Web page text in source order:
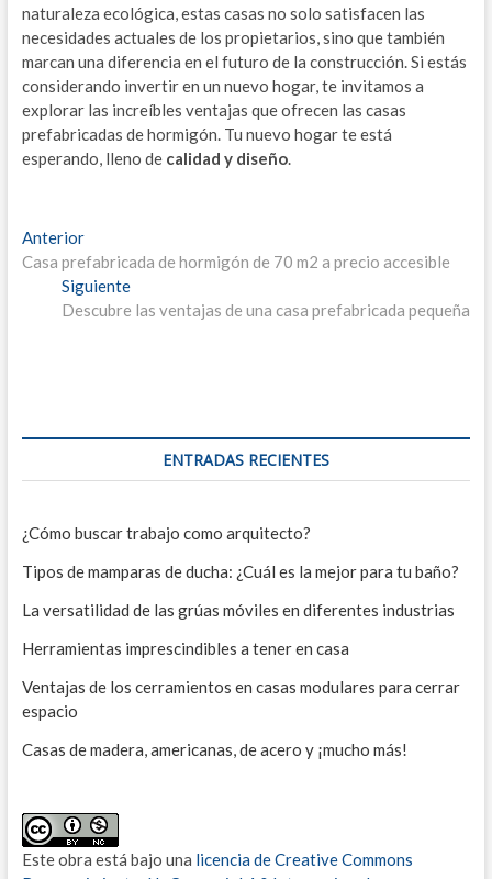
naturaleza ecológica, estas casas no solo satisfacen las
necesidades actuales de los propietarios, sino que también
marcan una diferencia en el futuro de la construcción. Si estás
considerando invertir en un nuevo hogar, te invitamos a
explorar las increíbles ventajas que ofrecen las casas
prefabricadas de hormigón. Tu nuevo hogar te está
esperando, lleno de calidad y diseño.
Navegación
de
entradas
AnteriorEntrada
anterior:
Casa prefabricada de hormigón de 70 m2 a precio accesible
SiguienteEntrada
siguiente:
Descubre las ventajas de una casa prefabricada pequeña
ENTRADAS RECIENTES
¿Cómo buscar trabajo como arquitecto?
Tipos de mamparas de ducha: ¿Cuál es la mejor para tu baño?
La versatilidad de las grúas móviles en diferentes industrias
Herramientas imprescindibles a tener en casa
Ventajas de los cerramientos en casas modulares para cerrar
espacio
Casas de madera, americanas, de acero y ¡mucho más!
Este obra está bajo una licencia de Creative Commons